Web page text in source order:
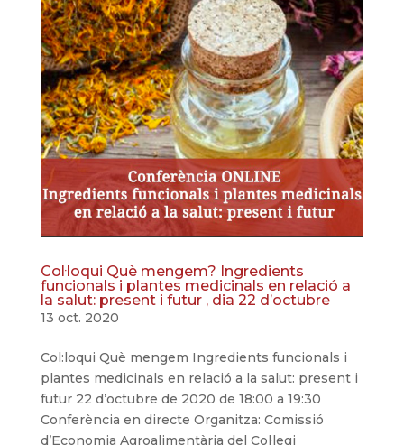
Col·loqui Què mengem? Ingredients
funcionals i plantes medicinals en relació a
la salut: present i futur , dia 22 d’octubre
13 oct. 2020
Col:loqui Què mengem Ingredients funcionals i
plantes medicinals en relació a la salut: present i
futur 22 d’octubre de 2020 de 18:00 a 19:30
Conferència en directe Organitza: Comissió
d’Economia Agroalimentària del Col·legi